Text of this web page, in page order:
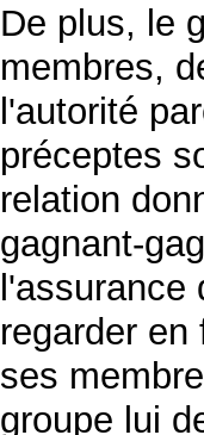
De plus, le
membres,
l'autorité
préceptes
relation
gagnant-
l'assurance
regarder
ses
groupe lui